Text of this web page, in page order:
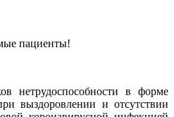
пациенты!
нетрудоспособности в форме
выздоровлении и отсутствии